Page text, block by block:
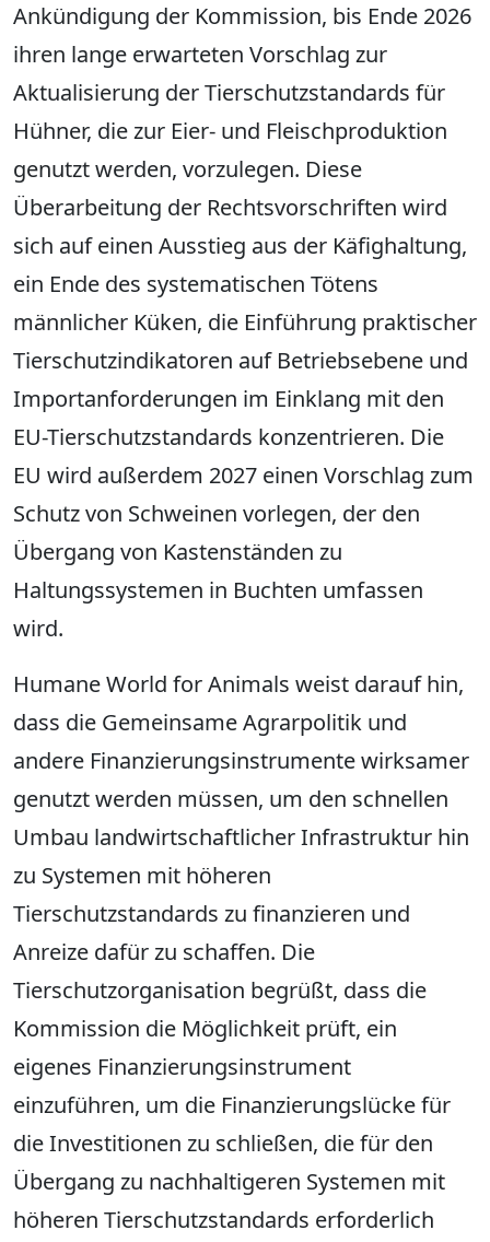
Ankündigung der Kommission, bis Ende 2026
ihren lange erwarteten Vorschlag zur
Aktualisierung der Tierschutzstandards für
Hühner, die zur Eier- und Fleischproduktion
genutzt werden, vorzulegen. Diese
Überarbeitung der Rechtsvorschriften wird
sich auf einen Ausstieg aus der Käfighaltung,
ein Ende des systematischen Tötens
männlicher Küken, die Einführung praktischer
Tierschutzindikatoren auf Betriebsebene und
Importanforderungen im Einklang mit den
EU-Tierschutzstandards konzentrieren. Die
EU wird außerdem 2027 einen Vorschlag zum
Schutz von Schweinen vorlegen, der den
Übergang von Kastenständen zu
Haltungssystemen in Buchten umfassen
wird.
Humane World for Animals weist darauf hin,
dass die Gemeinsame Agrarpolitik und
andere Finanzierungsinstrumente wirksamer
genutzt werden müssen, um den schnellen
Umbau landwirtschaftlicher Infrastruktur hin
zu Systemen mit höheren
Tierschutzstandards zu finanzieren und
Anreize dafür zu schaffen. Die
Tierschutzorganisation begrüßt, dass die
Kommission die Möglichkeit prüft, ein
eigenes Finanzierungsinstrument
einzuführen, um die Finanzierungslücke für
die Investitionen zu schließen, die für den
Übergang zu nachhaltigeren Systemen mit
höheren Tierschutzstandards erforderlich